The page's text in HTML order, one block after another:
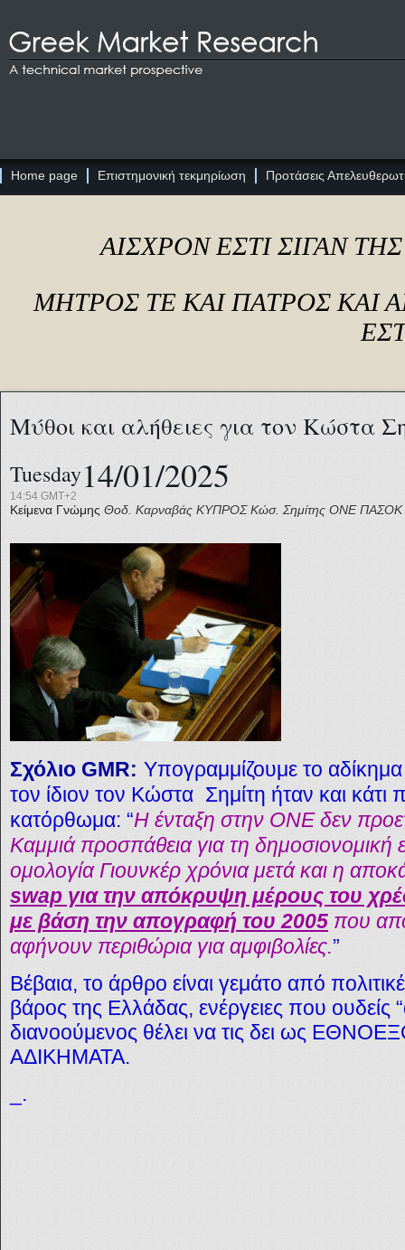
Home page Επιστημονική τεκμηρίωση Προτάσεις
ΑΙΣΧΡΟΝ ΕΣΤΙ ΣΙΓΑΝ
ΜΗΤΡΟΣ ΤΕ ΚΑΙ ΠΑΤΡΟΣ ΚΑΙ
Μύθοι και αλήθειες για τον Κώστα
Tuesday14/01/2025
14:54 GMT+2
Κείμενα Γνώμης Θοδ. Καρναβάς ΚΥΠΡΟΣ Κώσ. Σημίτης ΟΝΕ ΠΑΣΟΚ
Σχόλιο GMR: Υπογραμμίζουμε το
τον ίδιον τον Κώστα Σημίτη ήταν και
κατόρθωμα: “Η ένταξη στην ΟΝΕ δεν
Καμμιά προσπάθεια για τη
ομολογία Γιουνκέρ χρόνια μετά και η
swap για την απόκρυψη μέρους του
με βάση την απογραφή του 2005 που
αφήνουν περιθώρια για αμφιβολίες.”
Βέβαια, το άρθρο είναι γεμάτο από
βάρος της Ελλάδας, ενέργειες που ουδείς
διανοούμενος θέλει να τις δει ως
ΑΔΙΚΗΜΑΤΑ.
_.